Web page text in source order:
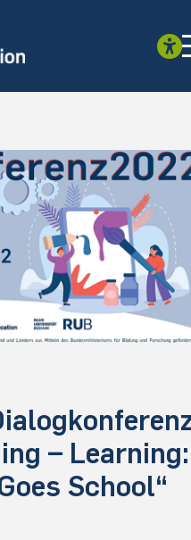
– Learning:
School“